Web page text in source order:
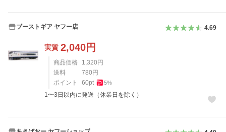
ブーストギア ヤフー店 4.69
実質 2,040円
商品価格 1,320 円
送料
780 円
ポイント
60pt 5%
1〜3日以内に発送（休業日を除く）